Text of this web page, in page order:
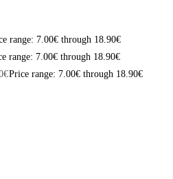
range: 7.00€ through 18.90€
range: 7.00€ through 18.90€
€Price range: 7.00€ through 18.90€